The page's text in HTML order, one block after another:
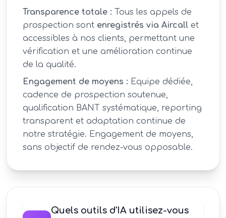
Transparence totale : Tous les appels de
prospection sont enregistrés via Aircall et
accessibles à nos clients, permettant une
vérification et une amélioration continue
de la qualité.
Engagement de moyens : Equipe dédiée,
cadence de prospection soutenue,
qualification BANT systématique, reporting
transparent et adaptation continue de
notre stratégie. Engagement de moyens,
sans objectif de rendez-vous opposable.
Quels outils d'IA utilisez-vous